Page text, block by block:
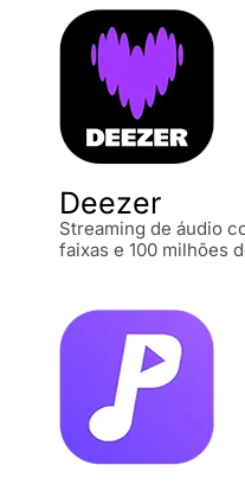
Deezer
Streaming de áudio
faixas e 100 milhões